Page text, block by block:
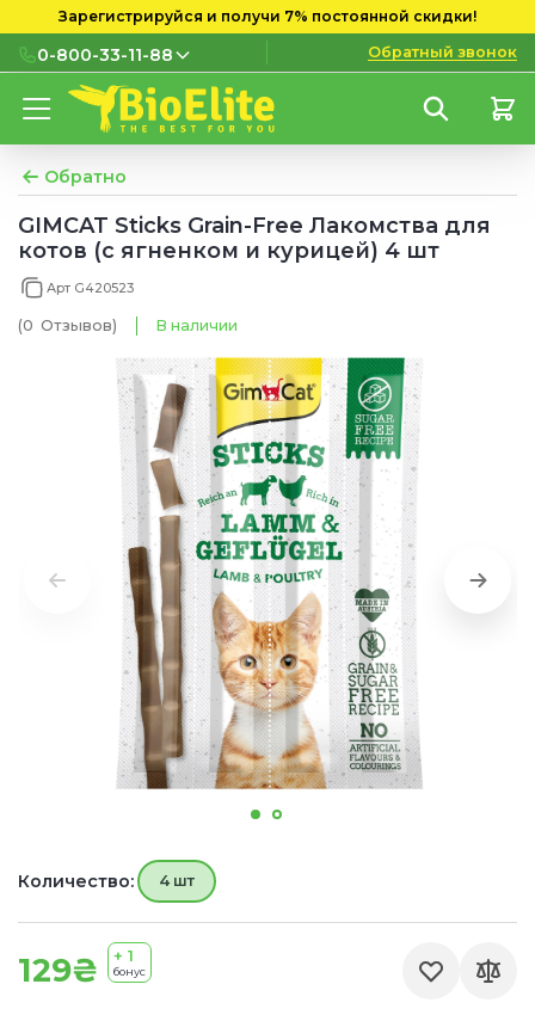
Зарегистрируйся и получи 7% постоянной скидки!
0-800-33-11-88
0-800-33-11-88
мобильных номеров
(097) 133 11 88
(095) 133 11 88
Обратный звонок
Обратно
GIMCAT Sticks Grain-Free Лакомства для
котов (с ягненком и курицей) 4 шт
Арт G420523
(0 Отзывов) В наличии
129₴ + 1
бонус
Количество: 4 шт